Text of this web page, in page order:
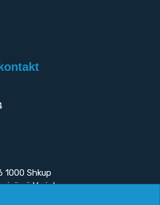
1000 Shkup
së Veriut